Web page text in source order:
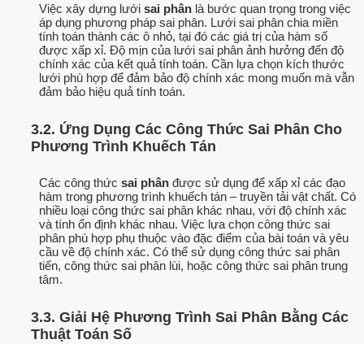
Việc xây dựng lưới sai phân là bước quan trọng trong việc
áp dụng phương pháp sai phân. Lưới sai phân chia miền
tính toán thành các ô nhỏ, tại đó các giá trị của hàm số
được xấp xỉ. Độ mịn của lưới sai phân ảnh hưởng đến độ
chính xác của kết quả tính toán. Cần lựa chọn kích thước
lưới phù hợp để đảm bảo độ chính xác mong muốn mà vẫn
đảm bảo hiệu quả tính toán.
3.2. Ứng Dụng Các Công Thức Sai Phân Cho
Phương Trình Khuếch Tán
Các công thức sai phân được sử dụng để xấp xỉ các đạo
hàm trong phương trình khuếch tán – truyền tải vật chất. Có
nhiều loại công thức sai phân khác nhau, với độ chính xác
và tính ổn định khác nhau. Việc lựa chọn công thức sai
phân phù hợp phụ thuộc vào đặc điểm của bài toán và yêu
cầu về độ chính xác. Có thể sử dụng công thức sai phân
tiến, công thức sai phân lùi, hoặc công thức sai phân trung
tâm.
3.3. Giải Hệ Phương Trình Sai Phân Bằng Các
Thuật Toán Số